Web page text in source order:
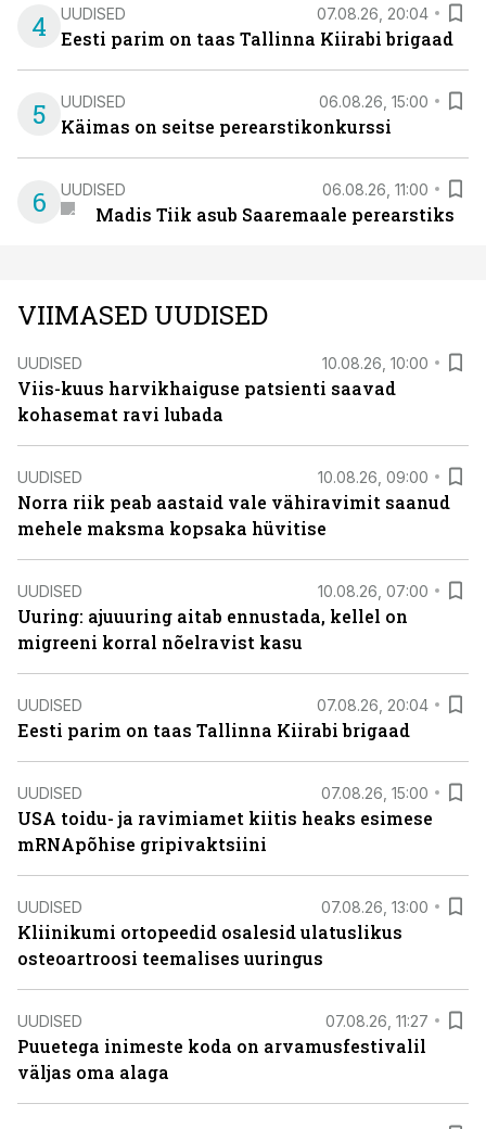
4 UUDISED 07.08.26, 20:04
Eesti parim on taas Tallinna Kiirabi brigaad
5 UUDISED 06.08.26, 15:00
Käimas on seitse perearstikonkurssi
6 UUDISED 06.08.26, 11:00
Madis Tiik asub Saaremaale perearstiks
VIIMASED UUDISED
UUDISED 10.08.26, 10:00
Viis-kuus harvikhaiguse patsienti saavad
kohasemat ravi lubada
UUDISED 10.08.26, 09:00
Norra riik peab aastaid vale vähiravimit saanud
mehele maksma kopsaka hüvitise
UUDISED 10.08.26, 07:00
Uuring: ajuuuring aitab ennustada, kellel on
migreeni korral nõelravist kasu
UUDISED 07.08.26, 20:04
Eesti parim on taas Tallinna Kiirabi brigaad
UUDISED 07.08.26, 15:00
USA toidu- ja ravimiamet kiitis heaks esimese
mRNApõhise gripivaktsiini
UUDISED 07.08.26, 13:00
Kliinikumi ortopeedid osalesid ulatuslikus
osteoartroosi teemalises uuringus
UUDISED 07.08.26, 11:27
Puuetega inimeste koda on arvamusfestivalil
väljas oma alaga